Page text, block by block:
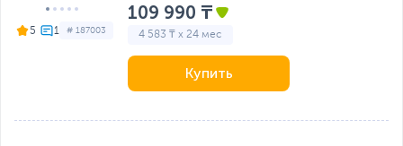
5 # 187003
109 990 ₸
4 583 ₸ x 24 мес
Купить